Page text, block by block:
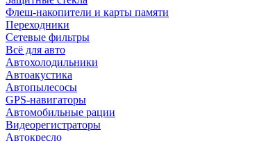
Флеш-накопители и карты памяти
Переходники
Сетевые фильтры
Всё для авто
Автохолодильники
Автоакустика
Автопылесосы
GPS-навигаторы
Автомобильные рации
Видеорегистраторы
Автокресло